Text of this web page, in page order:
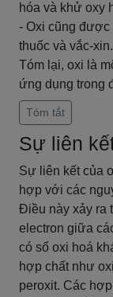
hóa và khử oxy
- Oxi cũng được
thuốc và vắc-xin.
Tóm lại, oxi là
ứng dụng trong
Tóm tắt
Sự liên
Sự liên kết của
hợp với các
Điều này xảy ra
electron giữa
có số oxi hoá
hợp chất như
peroxit. Các